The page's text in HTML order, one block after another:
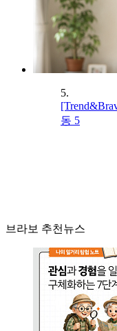
5.
동 5
브라보 추천뉴스